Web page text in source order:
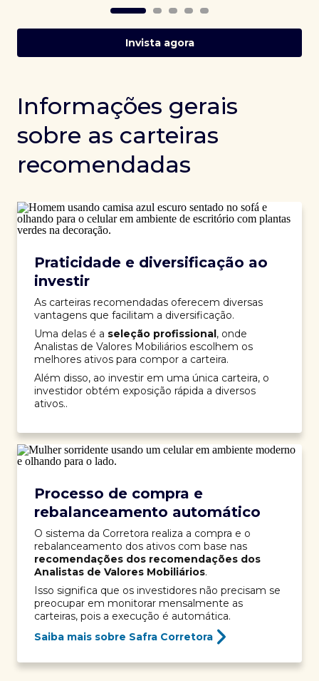
Invista agora
Informações gerais
sobre as carteiras
recomendadas
Praticidade e diversificação ao
investir
As carteiras recomendadas oferecem diversas
vantagens que facilitam a diversificação.
Uma delas é a seleção profissional, onde
Analistas de Valores Mobiliários escolhem os
melhores ativos para compor a carteira.
Além disso, ao investir em uma única carteira, o
investidor obtém exposição rápida a diversos
ativos..
Processo de compra e
rebalanceamento automático
O sistema da Corretora realiza a compra e o
rebalanceamento dos ativos com base nas
recomendações dos recomendações dos
Analistas de Valores Mobiliários.
Isso significa que os investidores não precisam se
preocupar em monitorar mensalmente as
carteiras, pois a execução é automática.
Saiba mais sobre Safra Corretora